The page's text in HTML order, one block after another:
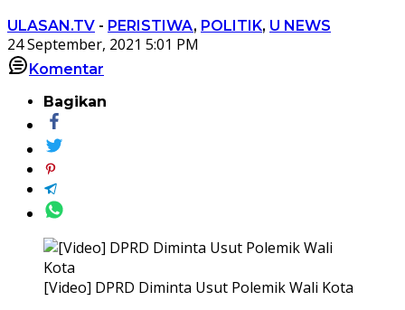
ULASAN.TV - PERISTIWA, POLITIK, U NEWS
24 September, 2021 5:01 PM
Komentar
Bagikan
[Video] DPRD Diminta Usut Polemik Wali Kota